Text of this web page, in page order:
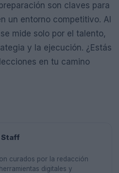
son claves para
un entorno competitivo. Al
mide solo por el talento,
y la ejecución. ¿Estás
en tu camino
Staff
curados por la redacción
digitales y